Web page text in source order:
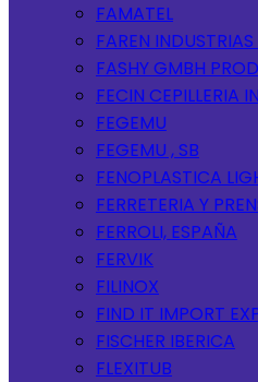
FAMATEL
FAREN
FASHY GMBH
FECIN CEPILLERIA
FEGEMU
FEGEMU , SB
FENOPLASTICA
FERRETERIA Y
FERROLI, ESPAÑA
FERVIK
FILINOX
FIND IT IMPORT
FISCHER IBERICA
FLEXITUB